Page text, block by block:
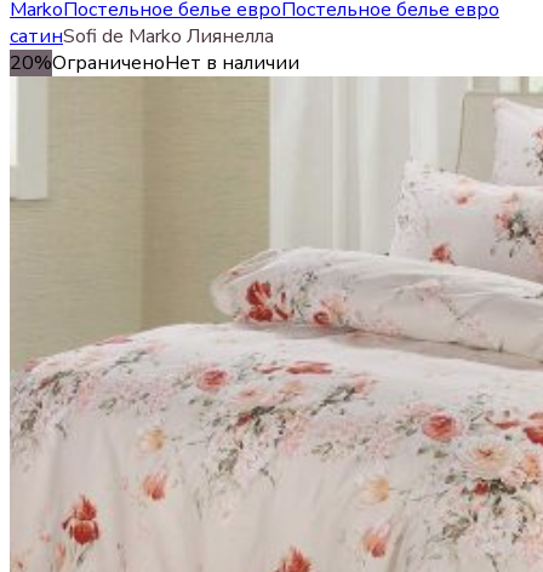
MarkoПостельное белье евроПостельное белье евро
сатинSofi de Marko Лиянелла
20%ОграниченоНет в наличии